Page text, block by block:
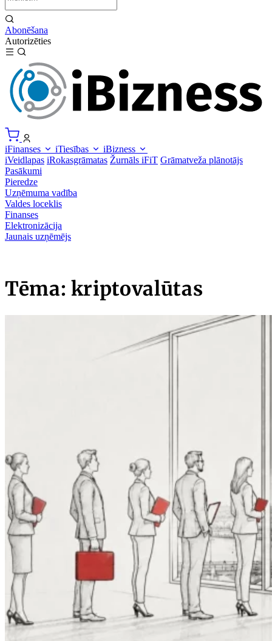
Abonēšana
Autorizēties
iFinanses iTiesības
iBizness
iVeidlapas iRokasgrāmatas Žurnāls iFiT Grāmatveža plānotājs
Pasākumi
Pieredze
Uzņēmuma vadība
Valdes loceklis
Finanses
Elektronizācija
Jaunais uzņēmējs
Tēma: kriptovalūtas